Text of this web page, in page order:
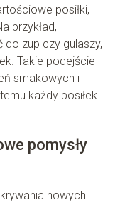
posiłki,
przykład,
zup czy gulaszy,
Takie podejście
smakowych i
każdy posiłek
pomysły
nowych